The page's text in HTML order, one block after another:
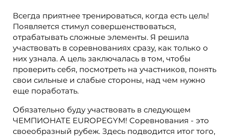
Всегда приятнее тренироваться, когда есть цель!
Появляется стимул совершенствоваться,
отрабатывать сложные элементы. Я решила
участвовать в соревнованиях сразу, как только о
них узнала. А цель заключалась в том, чтобы
проверить себя, посмотреть на участников, понять
свои сильные и слабые стороны, над чем нужно
еще поработать.
Обязательно буду участвовать в следующем
ЧЕМПИОНАТЕ EUROPEGYM! Соревнования - это
своеобразный рубеж. Здесь подводится итог того,